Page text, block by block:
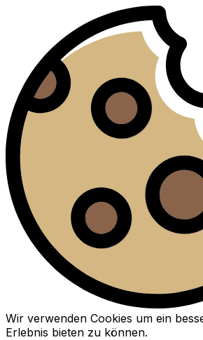
Wir verwenden Cookies um ein
Erlebnis bieten zu können.